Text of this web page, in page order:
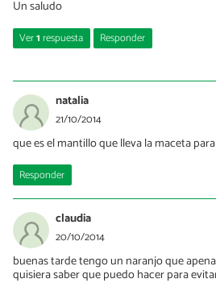
Un saludo
Ver1respuesta Responder
26/04/2018
Con naranjo lo desconozco, pero con
asegurar que si. Mi padre sembró una
tengo un bonito limonero en el campo
natalia
21/10/2014
que es el mantillo que lleva la maceta
Responder
claudia
20/10/2014
buenas tarde tengo un naranjo que
quisiera saber que puedo hacer para